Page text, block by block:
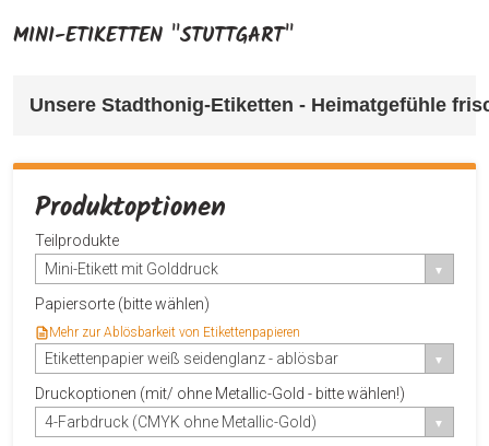
MINI-ETIKETTEN "STUTTGART"
Unsere Stadthonig-Etiketten - Heimatgefühle
Produktoptionen
Teilprodukte
Mini-Etikett mit Golddruck
Papiersorte (bitte wählen)
Mehr zur Ablösbarkeit von Etikettenpapieren
Etikettenpapier weiß seidenglanz - ablösbar
Druckoptionen (mit/ ohne Metallic-Gold - bitte wählen!)
4-Farbdruck (CMYK ohne Metallic-Gold)